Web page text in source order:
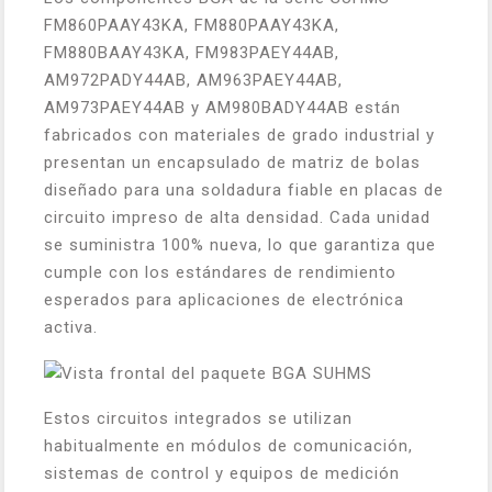
FM860PAAY43KA, FM880PAAY43KA,
FM880BAAY43KA, FM983PAEY44AB,
AM972PADY44AB, AM963PAEY44AB,
AM973PAEY44AB y AM980BADY44AB están
fabricados con materiales de grado industrial y
presentan un encapsulado de matriz de bolas
diseñado para una soldadura fiable en placas de
circuito impreso de alta densidad. Cada unidad
se suministra 100% nueva, lo que garantiza que
cumple con los estándares de rendimiento
esperados para aplicaciones de electrónica
activa.
Estos circuitos integrados se utilizan
habitualmente en módulos de comunicación,
sistemas de control y equipos de medición